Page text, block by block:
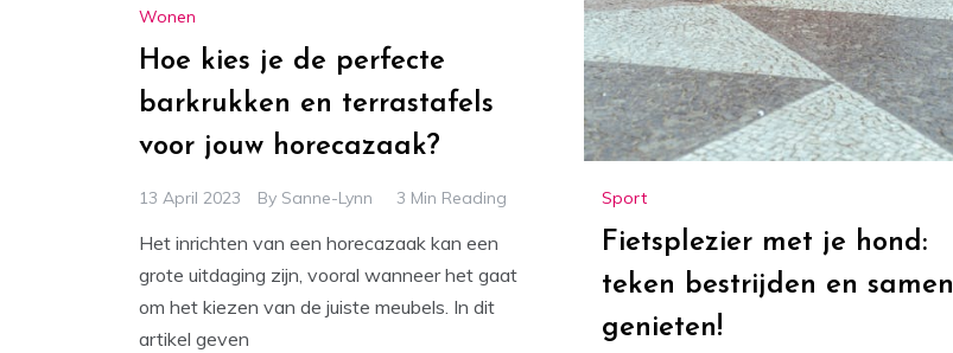
Sport
Fietsplezier met je hond:
teken bestrijden en samen
genieten!
Wonen
Hoe kies je de perfecte
barkrukken en terrastafels
voor jouw horecazaak?
13 April 2023 By Sanne-Lynn 3 Min Reading
Het inrichten van een horecazaak kan een
grote uitdaging zijn, vooral wanneer het gaat
om het kiezen van de juiste meubels. In dit
artikel geven